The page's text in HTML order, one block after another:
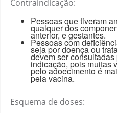
Contraindicação:
Pessoas que tiveram
qualquer dos
anterior, e gestantes.
Pessoas com
seja por doença ou
devem ser
indicação, pois muitas
pelo adoecimento é
pela vacina.
Esquema de doses: